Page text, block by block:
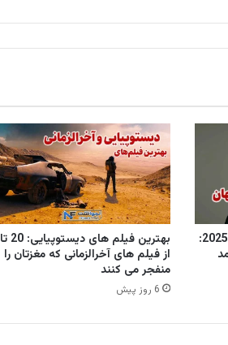
ثروتمندترین یوتیوبرهای جهان 2025:
بهترین فیلم های دیستوپیایی: 20 تا
از فیلم های آخرالزمانی که مغزتان را
منفجر می کنند
6 روز پیش